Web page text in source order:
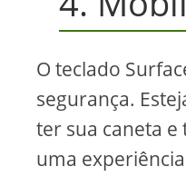
O teclado
segurança.
ter sua caneta e
uma